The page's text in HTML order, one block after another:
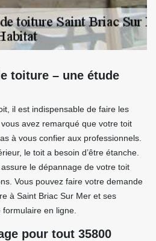
toiture – une étude
il est indispensable de faire les
avez remarqué que votre toit
à vous confier aux professionnels.
le toit a besoin d’être étanche.
le dépannage de votre toit
Vous pouvez faire votre demande
à Saint Briac Sur Mer et ses
en ligne.
pour tout 35800